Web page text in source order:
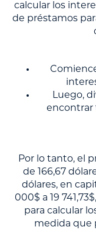
calcular los
de préstamos
Luego,
encontrar
Por lo tanto, el
de 166,67
dólares, en
000$ a 19
para calcular
medida que